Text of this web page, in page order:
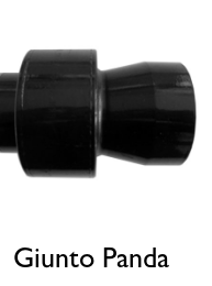
Giunto Panda